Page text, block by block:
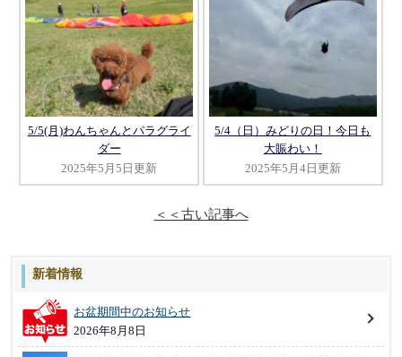
5/5(月)わんちゃんとパラグライ
ダー
2025年5月5日更新
5/4（日）みどりの日！今日も
大賑わい！
2025年5月4日更新
＜＜古い記事へ
新着情報
お盆期間中のお知らせ
2026年8月8日